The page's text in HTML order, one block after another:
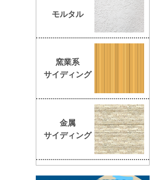
モルタル
窯業系
サイディング
金属
サイディング